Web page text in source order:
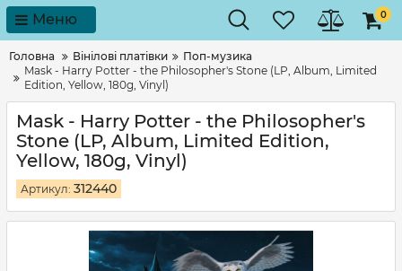
Меню 0
Головна Вінілові платівки
Поп-музика
Mask - Harry Potter - the Philosopher's Stone (LP, Album, Limited
Edition, Yellow, 180g, Vinyl)
Mask - Harry Potter - the Philosopher's
Stone (LP, Album, Limited Edition,
Yellow, 180g, Vinyl)
Артикул: 312440